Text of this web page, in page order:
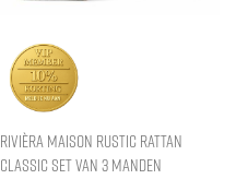
Rivièra Maison Rustic Rattan
Classic Set van 3 Manden